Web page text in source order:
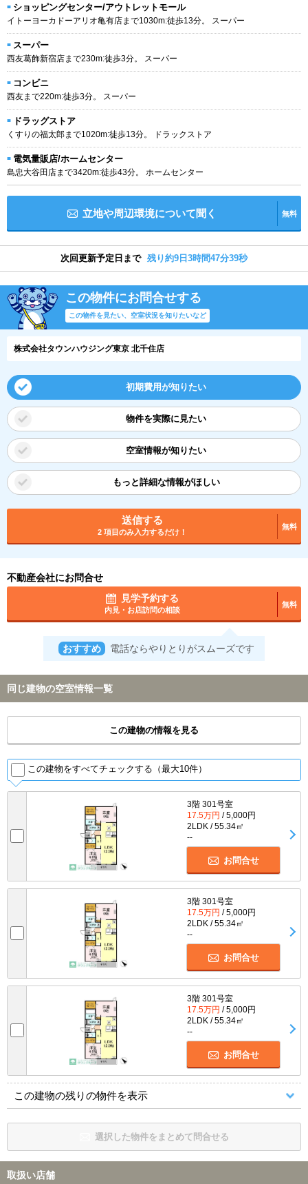
ショッピングセンター/アウトレットモール
イトーヨーカドーアリオ亀有店まで1030m:徒歩13分。 スーパー
スーパー
西友葛飾新宿店まで230m:徒歩3分。 スーパー
コンビニ
西友まで220m:徒歩3分。 スーパー
ドラッグストア
くすりの福太郎まで1020m:徒歩13分。 ドラックストア
電気量販店/ホームセンター
島忠大谷田店まで3420m:徒歩43分。 ホームセンター
立地や周辺環境について聞く 無料
次回更新予定日まで 残り約9日3時間47分38秒
この物件にお問合せする
この物件を見たい、空室状況を知りたいなど
株式会社タウンハウジング東京 北千住店
初期費用が知りたい
物件を実際に見たい
空室情報が知りたい
もっと詳細な情報がほしい
送信する
2 項目のみ入力するだけ！
無料
不動産会社にお問合せ
見学予約する
内見・お店訪問の相談
無料
おすすめ 電話ならやりとりがスムーズです
同じ建物の空室情報一覧
この建物の情報を見る
この建物をすべてチェックする（最大10件）
3階 301号室
17.5万円 / 5,000円
2LDK / 55.34㎡
--
お問合せ
3階 301号室
17.5万円 / 5,000円
2LDK / 55.34㎡
--
お問合せ
3階 301号室
17.5万円 / 5,000円
2LDK / 55.34㎡
--
お問合せ
この建物の残りの物件を表示
選択した物件をまとめて問合せる
取扱い店舗